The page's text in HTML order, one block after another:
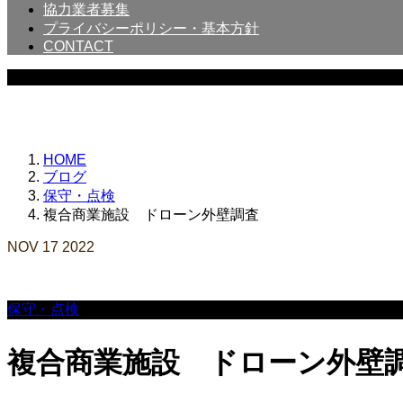
協力業者募集
プライバシーポリシー・基本方針
CONTACT
HOME
ブログ
保守・点検
複合商業施設 ドローン外壁調査
NOV 17 2022
保守・点検
複合商業施設 ドローン外壁